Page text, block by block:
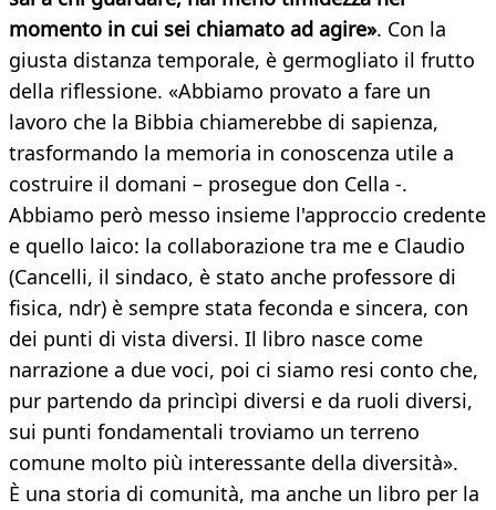
momento in cui sei chiamato ad agire». Con la
giusta distanza temporale, è germogliato il frutto
della riflessione. «Abbiamo provato a fare un
lavoro che la Bibbia chiamerebbe di sapienza,
trasformando la memoria in conoscenza utile a
costruire il domani – prosegue don Cella -.
Abbiamo però messo insieme l'approccio credente
e quello laico: la collaborazione tra me e Claudio
(Cancelli, il sindaco, è stato anche professore di
fisica, ndr) è sempre stata feconda e sincera, con
dei punti di vista diversi. Il libro nasce come
narrazione a due voci, poi ci siamo resi conto che,
pur partendo da princìpi diversi e da ruoli diversi,
sui punti fondamentali troviamo un terreno
comune molto più interessante della diversità».
È una storia di comunità, ma anche un libro per la